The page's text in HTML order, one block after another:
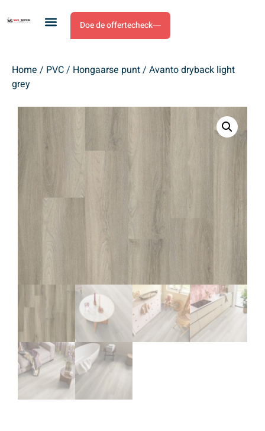
Doe de offertecheck
Home / PVC/ Hongaarse punt/ Avanto dryback light
grey